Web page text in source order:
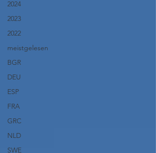
2024
2023
2022
meistgelesen
BGR
DEU
ESP
FRA
GRC
NLD
SWE